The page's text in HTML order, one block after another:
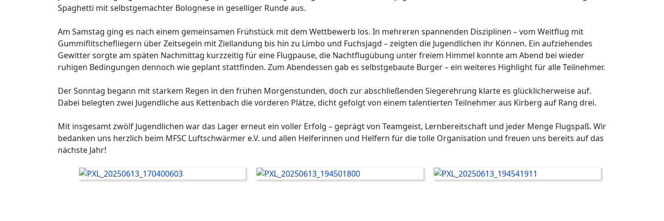
Spaghetti mit selbstgemachter Bolognese in geselliger Runde aus.
Am Samstag ging es nach einem gemeinsamen Frühstück mit dem Wettbewerb los. In mehreren spannenden Disziplinen – vom Weitflug mit
Gummiflitschefliegern über Zeitsegeln mit Ziellandung bis hin zu Limbo und Fuchsjagd – zeigten die Jugendlichen ihr Können. Ein aufziehendes
Gewitter sorgte am späten Nachmittag kurzzeitig für eine Flugpause, die Nachtflugübung unter freiem Himmel konnte am Abend bei wieder
ruhigen Bedingungen dennoch wie geplant stattfinden. Zum Abendessen gab es selbstgebaute Burger – ein weiteres Highlight für alle Teilnehmer.
Der Sonntag begann mit starkem Regen in den frühen Morgenstunden, doch zur abschließenden Siegerehrung klarte es glücklicherweise auf.
Dabei belegten zwei Jugendliche aus Kettenbach die vorderen Plätze, dicht gefolgt von einem talentierten Teilnehmer aus Kirberg auf Rang drei.
Mit insgesamt zwölf Jugendlichen war das Lager erneut ein voller Erfolg – geprägt von Teamgeist, Lernbereitschaft und jeder Menge Flugspaß. Wir
bedanken uns herzlich beim MFSC Luftschwärmer e.V. und allen Helferinnen und Helfern für die tolle Organisation und freuen uns bereits auf das
nächste Jahr!